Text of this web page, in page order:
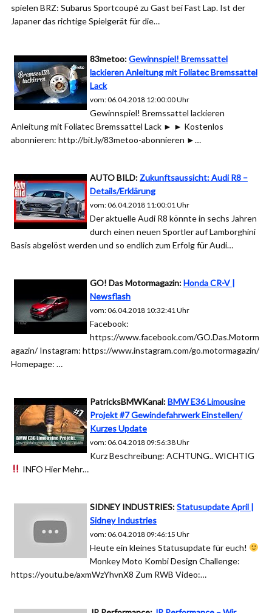
spielen BRZ: Subarus Sportcoupé zu Gast bei Fast Lap. Ist der
Japaner das richtige Spielgerät für die…
83metoo:Gewinnspiel! Bremssattel
lackieren Anleitung mit Foliatec Bremssattel
Lack
vom: 06.04.2018 12:00:00 Uhr
Gewinnspiel! Bremssattel lackieren
Anleitung mit Foliatec Bremssattel Lack ► ► Kostenlos
abonnieren: http://bit.ly/83metoo-abonnieren ►…
AUTO BILD: Zukunftsaussicht: Audi R8 –
Details/Erklärung
vom: 06.04.2018 11:00:01 Uhr
Der aktuelle Audi R8 könnte in sechs Jahren
durch einen neuen Sportler auf Lamborghini
Basis abgelöst werden und so endlich zum Erfolg für Audi…
GO! Das Motormagazin:Honda CR-V |
Newsflash
vom: 06.04.2018 10:32:41 Uhr
Facebook:
https://www.facebook.com/GO.Das.Motorm
agazin/ Instagram: https://www.instagram.com/go.motormagazin/
Homepage: …
PatricksBMWKanal:BMW E36 Limousine
Projekt #7 Gewindefahrwerk Einstellen/
Kurzes Update
vom: 06.04.2018 09:56:38 Uhr
Kurz Beschreibung: ACHTUNG.. WICHTIG
INFO Hier Mehr…
SIDNEY INDUSTRIES:Statusupdate April |
Sidney Industries
vom: 06.04.2018 09:46:15 Uhr
Heute ein kleines Statusupdate für euch!
Monkey Moto Kombi Design Challenge:
https://youtu.be/axmWzYhvnX8 Zum RWB Video:…